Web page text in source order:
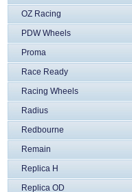
OZ Racing
PDW Wheels
Proma
Race Ready
Racing Wheels
Radius
Redbourne
Remain
Replica H
Replica OD